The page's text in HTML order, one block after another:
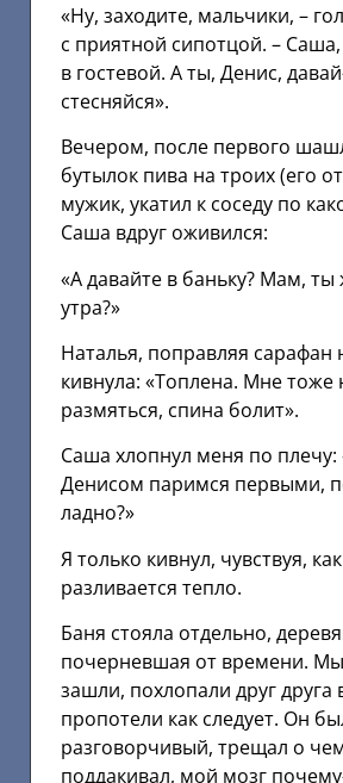
«Ну, заходите, мальчики, –
с приятной сипотцой. – Саша,
в гостевой. А ты, Денис,
стесняйся».
Вечером, после первого
бутылок пива на троих (его
мужик, укатил к соседу по
Саша вдруг оживился:
«А давайте в баньку? Мам, ты
утра?»
Наталья, поправляя сарафан
кивнула: «Топлена. Мне тоже
размяться, спина болит».
Саша хлопнул меня по
Денисом паримся первыми,
ладно?»
Я только кивнул, чувствуя,
разливается тепло.
Баня стояла отдельно,
почерневшая от времени.
зашли, похлопали друг друга
пропотели как следует. Он
разговорчивый, трещал о
поддакивал, мой мозг